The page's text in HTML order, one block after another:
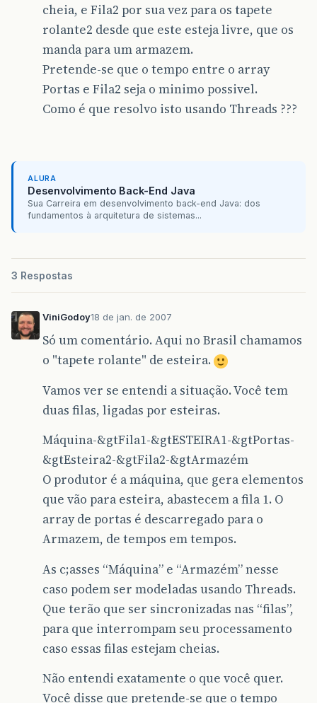
cheia, e Fila2 por sua vez para os tapete
rolante2 desde que este esteja livre, que os
manda para um armazem.
Pretende-se que o tempo entre o array
Portas e Fila2 seja o minimo possivel.
Como é que resolvo isto usando Threads ???
ALURA
Desenvolvimento Back-End Java
Sua Carreira em desenvolvimento back-end Java: dos
fundamentos à arquitetura de sistemas...
3 Respostas
ViniGodoy18 de jan. de 2007
Só um comentário. Aqui no Brasil chamamos
o "tapete rolante" de esteira.
Vamos ver se entendi a situação. Você tem
duas filas, ligadas por esteiras.
Máquina-&gtFila1-&gtESTEIRA1-&gtPortas-
&gtEsteira2-&gtFila2-&gtArmazém
O produtor é a máquina, que gera elementos
que vão para esteira, abastecem a fila 1. O
array de portas é descarregado para o
Armazem, de tempos em tempos.
As c;asses “Máquina” e “Armazém” nesse
caso podem ser modeladas usando Threads.
Que terão que ser sincronizadas nas “filas”,
para que interrompam seu processamento
caso essas filas estejam cheias.
Não entendi exatamente o que você quer.
Você disse que pretende-se que o tempo